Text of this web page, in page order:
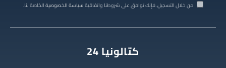
من خلال التسجيل، فإنك توافق على شروطنا واتفاقيةسياسة الخصوصيةالخاصة بنا.
كتالونيا 24